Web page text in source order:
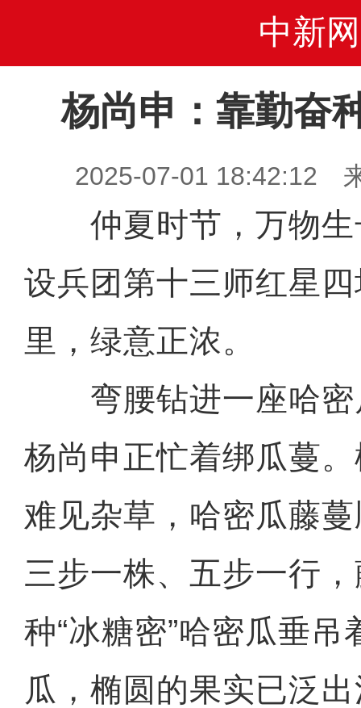
中新网
杨尚申：靠勤奋
2025-07-01 18:42:12
仲夏时节，万物生
设兵团第十三师红星
里，绿意正浓。
弯腰钻进一座哈密
杨尚申正忙着绑瓜蔓
难见杂草，哈密瓜藤
三步一株、五步一行
种“冰糖密”哈密瓜垂
瓜，椭圆的果实已泛